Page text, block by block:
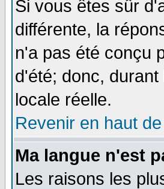
Si vous êtes sûr
différente, la
n'a pas été conçu
d'été; donc,
locale réelle.
Revenir en haut
Ma langue n'est
Les raisons les